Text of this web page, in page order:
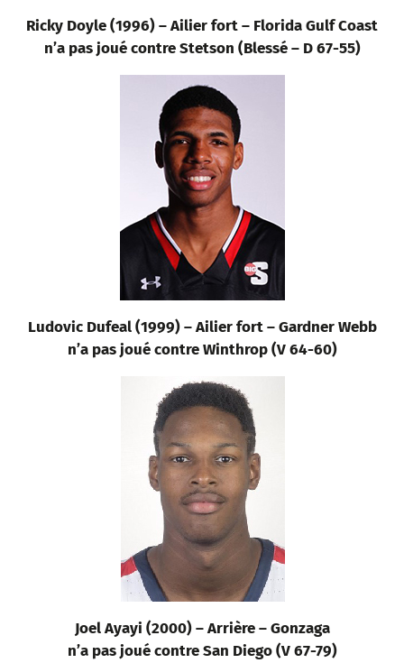
Ricky Doyle (1996) – Ailier fort – Florida Gulf Coast
n’a pas joué contre Stetson (Blessé – D 67-55)
Ludovic Dufeal (1999) – Ailier fort – Gardner Webb
n’a pas joué contre Winthrop (V 64-60)
Joel Ayayi (2000) – Arrière – Gonzaga
n’a pas joué contre San Diego (V 67-79)